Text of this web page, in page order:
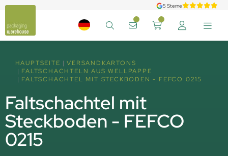
5 Sterne
HAUPTSEITE
VERSANDKARTONS
FALTSCHACHTELN AUS WELLPAPPE
FALTSCHACHTEL MIT STECKBODEN - FEFCO 0215
Faltschachtel mit
Steckboden - FEFCO
0215